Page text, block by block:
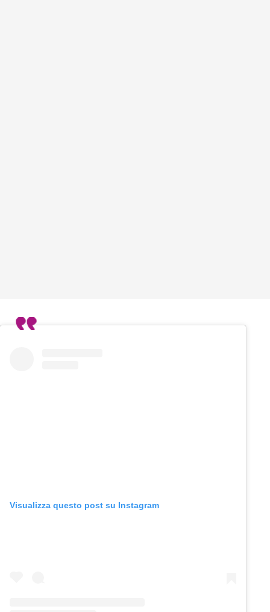
Visualizza questo post su Instagram